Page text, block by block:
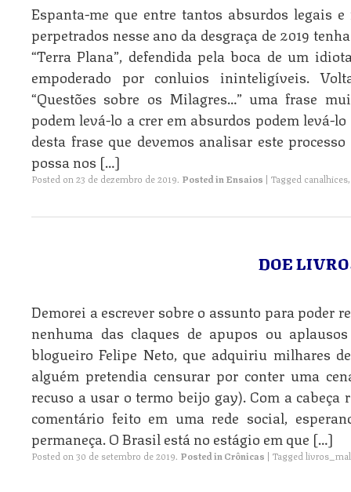
Espanta-me que entre tantos absurdos legais
perpetrados nesse ano da desgraça de 2019
“Terra Plana”, defendida pela boca de um
empoderado por conluios ininteligíveis.
“Questões sobre os Milagres…” uma frase
podem levá-lo a crer em absurdos podem levá-
desta frase que devemos analisar este
possa nos […]
Posted on23 de dezembro de 2019. Posted inEnsaios | Tagged canalhices
DOE
Demorei a escrever sobre o assunto para poder
nenhuma das claques de apupos ou
blogueiro Felipe Neto, que adquiriu milhares
alguém pretendia censurar por conter uma
recuso a usar o termo beijo gay). Com a cabeça
comentário feito em uma rede social,
permaneça. O Brasil está no estágio em que […]
Posted on 30 de setembro de 2019. Posted in Crônicas | Tagged